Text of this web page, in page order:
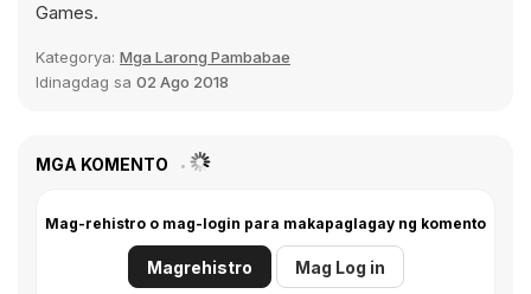
Games.
Kategorya: Mga Larong Pambabae
Idinagdag sa 02 Ago 2018
MGA KOMENTO
Mag-rehistro o mag-login para makapaglagay ng komento
Magrehistro Mag Log in